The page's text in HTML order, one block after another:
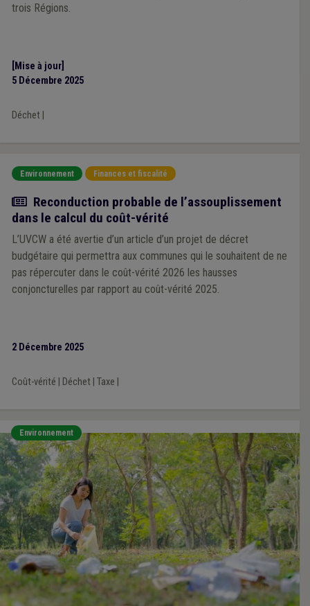
trois Régions.
[Mise à jour]
5 Décembre 2025
Déchet|
Environnement Finances et fiscalité
Actualité
Reconduction probable de l’assouplissement
dans le calcul du coût-vérité
L’UVCW a été avertie d’un article d’un projet de décret
budgétaire qui permettra aux communes qui le souhaitent de ne
pas répercuter dans le coût-vérité 2026 les hausses
conjoncturelles par rapport au coût-vérité 2025.
2 Décembre 2025
Coût-vérité Déchet| Taxe
Environnement